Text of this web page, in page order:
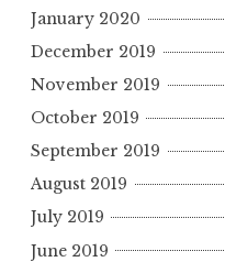
January 2020
December 2019
November 2019
October 2019
September 2019
August 2019
July 2019
June 2019